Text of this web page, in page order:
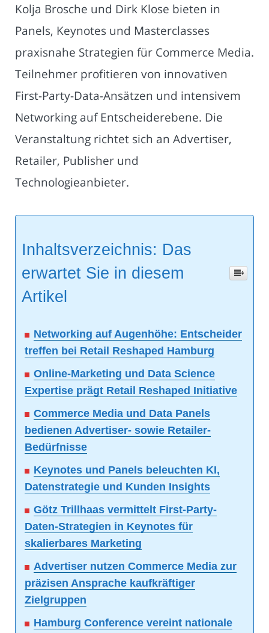
Kolja Brosche und Dirk Klose bieten in
Panels, Keynotes und Masterclasses
praxisnahe Strategien für Commerce Media.
Teilnehmer profitieren von innovativen
First-Party-Data-Ansätzen und intensivem
Networking auf Entscheiderebene. Die
Veranstaltung richtet sich an Advertiser,
Retailer, Publisher und
Technologieanbieter.
Inhaltsverzeichnis: Das
erwartet Sie in diesem
Artikel
Networking auf Augenhöhe: Entscheider
treffen bei Retail Reshaped Hamburg
Online-Marketing und Data Science
Expertise prägt Retail Reshaped Initiative
Commerce Media und Data Panels
bedienen Advertiser- sowie Retailer-
Bedürfnisse
Keynotes und Panels beleuchten KI,
Datenstrategie und Kunden Insights
Götz Trillhaas vermittelt First-Party-
Daten-Strategien in Keynotes für
skalierbares Marketing
Advertiser nutzen Commerce Media zur
präzisen Ansprache kaufkräftiger
Zielgruppen
Hamburg Conference vereint nationale